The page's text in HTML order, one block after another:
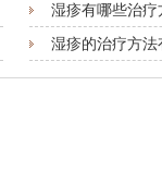
湿疹有哪些治疗
湿疹的治疗方法